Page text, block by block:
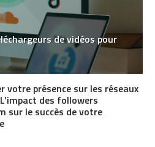
de vidéos pour
votre présence sur les réseaux
des followers
sur le succès de votre